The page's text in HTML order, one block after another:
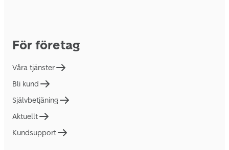
För företag
Våra tjänster
Bli kund
Självbetjäning
Aktuellt
Kundsupport